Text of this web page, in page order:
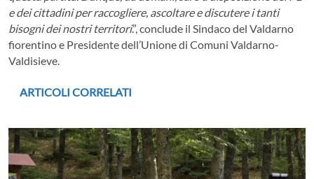
e dei cittadini per raccogliere, ascoltare e discutere i tanti
bisogni dei nostri territori.”, conclude il Sindaco del Valdarno
fiorentino e Presidente dell’Unione di Comuni Valdarno-
Valdisieve.
ARTICOLI CORRELATI